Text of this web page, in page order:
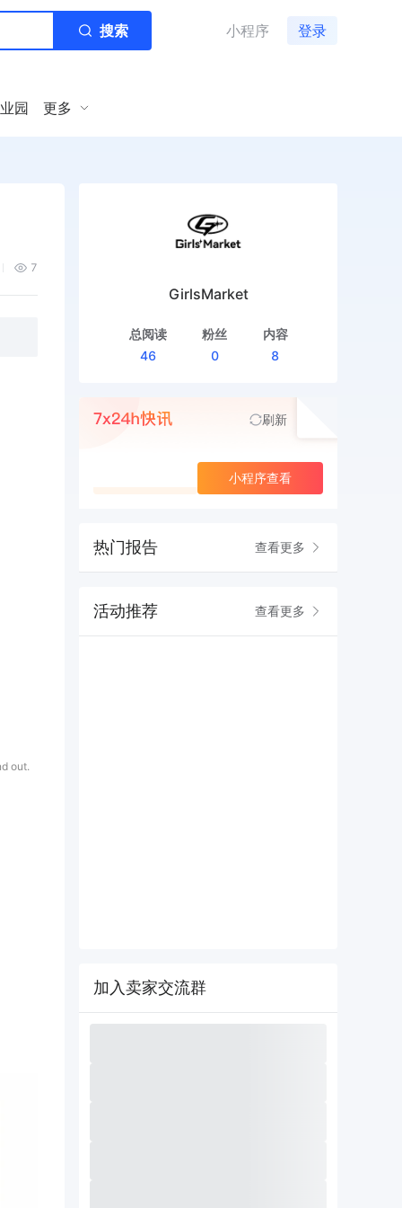
搜索 小程序 登录
园 更多
7
out.
GirlsMarket
总阅读
46
粉丝
0
内容
8
刷新
小程序查看
热门报告 查看更多
活动推荐 查看更多
加入卖家交流群